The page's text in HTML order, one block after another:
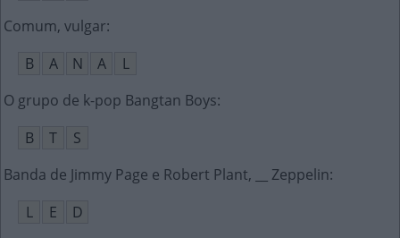
Comum, vulgar:
B
A N A
L
O grupo de k-pop Bangtan Boys:
B
T
S
Banda de Jimmy Page e Robert Plant, __ Zeppelin:
L
E
D